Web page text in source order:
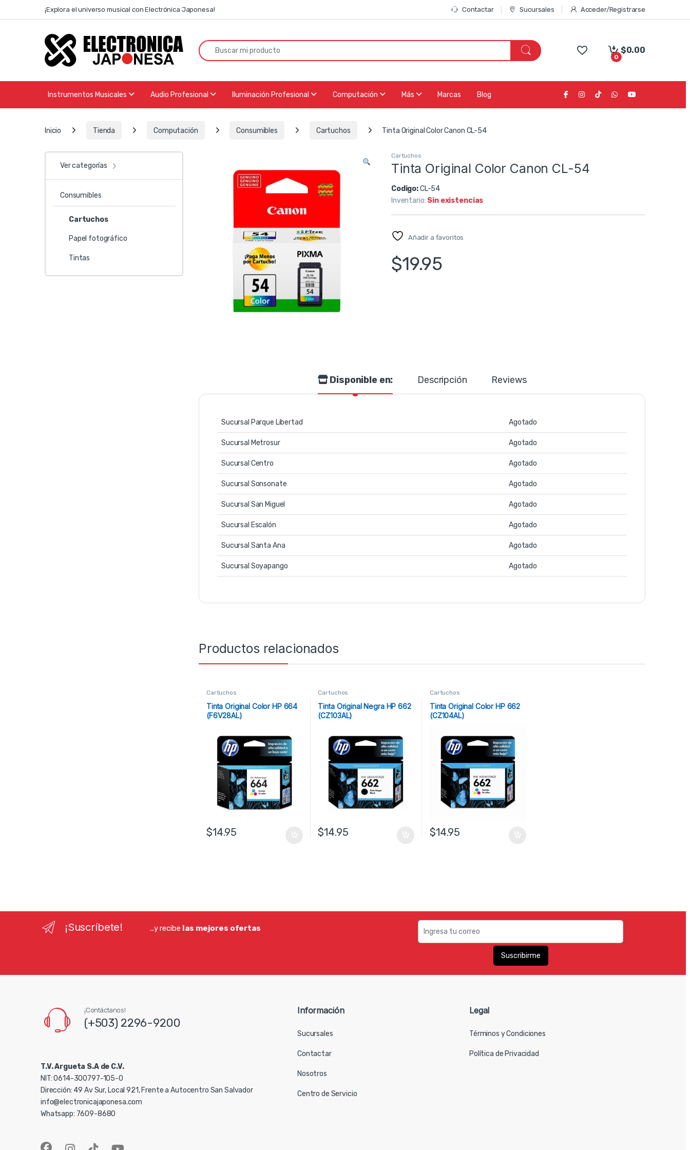
Skip to navigation
Skip to content¡Explora el universo musical con Electrónica Japonesa! Contactar Sucursales Acceder/Registrarse
Search for:
0
$0.00
Instrumentos Musicales Audio Profesional Iluminación Profesional Computación Más Marcas Blog
Inicio Tienda Computación Consumibles Cartuchos Tinta Original Color Canon CL-54
Cartuchos
Tinta Original Color Canon CL-54
Codigo:CL-54
Inventario: Sin existencias
Añadir a favoritos
$19.95
Disponible en: Descripción Reviews
Sucursal Parque Libertad Agotado
Sucursal Metrosur Agotado
Sucursal Centro Agotado
Sucursal Sonsonate Agotado
Sucursal San Miguel Agotado
Sucursal Escalón Agotado
Sucursal Santa Ana Agotado
Sucursal Soyapango Agotado
Productos relacionados
Cartuchos
Tinta Original Color HP 664
(F6V28AL)
$14.95
Cartuchos
Tinta Original Negra HP 662
(CZ103AL)
$14.95
Cartuchos
Tinta Original Color HP 662
(CZ104AL)
$14.95
Ver categorías
Consumibles
Cartuchos
Papel fotográfico
Tintas
¡Suscríbete! ...y recibe las mejores ofertas
¡Contáctanos!
(+503) 2296-9200
T.V. Argueta S.A de C.V.
NIT: 0614-300797-105-0
Dirección: 49 Av Sur, Local 921, Frente a Autocentro San Salvador
info@electronicajaponesa.com
Whatsapp: 7609-8680
Información
Sucursales
Contactar
Nosotros
Centro de Servicio
Legal
Términos y Condiciones
Política de Privacidad